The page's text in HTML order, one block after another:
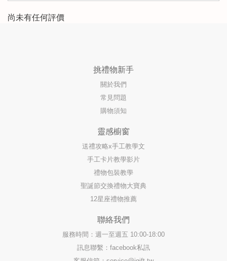
尚未有任何評價
挑禮物新手
關於我們
常見問題
購物須知
靈感櫥窗
送禮攻略x手工教學文
手工卡片教學影片
禮物包裝教學
聖誕節交換禮物大寶典
12星座禮物推薦
聯絡我們
服務時間：週一至週五 10:00-18:00
訊息聯繫：facebook私訊